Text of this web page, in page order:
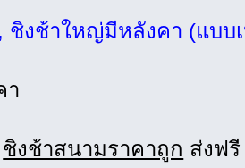
ชิงช้าใหญ่มีหลังคา (แบบ
า
ชิงช้าสนามราคาถูก ส่งฟรี